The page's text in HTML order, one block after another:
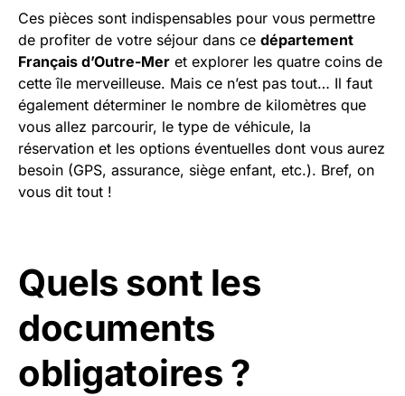
Ces pièces sont indispensables pour vous permettre
de profiter de votre séjour dans ce département
Français d’Outre-Mer et explorer les quatre coins de
cette île merveilleuse. Mais ce n’est pas tout… Il faut
également déterminer le nombre de kilomètres que
vous allez parcourir, le type de véhicule, la
réservation et les options éventuelles dont vous aurez
besoin (GPS, assurance, siège enfant, etc.). Bref, on
vous dit tout !
Quels sont les
documents
obligatoires ?